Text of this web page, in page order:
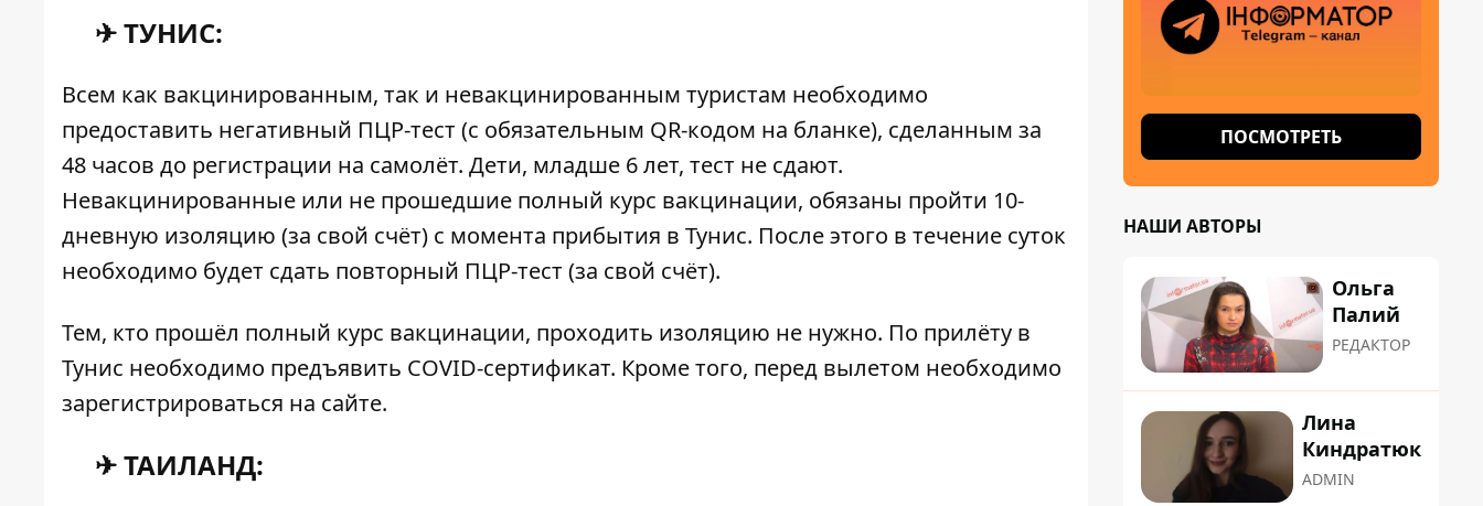
✈ ТУНИС:
Всем как вакцинированным, так и невакцинированным туристам необходимо
предоставить негативный ПЦР-тест (с обязательным QR-кодом на бланке), сделанным за
48 часов до регистрации на самолёт. Дети, младше 6 лет, тест не сдают.
Невакцинированные или не прошедшие полный курс вакцинации, обязаны пройти 10-
дневную изоляцию (за свой счёт) с момента прибытия в Тунис. После этого в течение суток
необходимо будет сдать повторный ПЦР-тест (за свой счёт).
Тем, кто прошёл полный курс вакцинации, проходить изоляцию не нужно. По прилёту в
Тунис необходимо предъявить COVID-сертификат. Кроме того, перед вылетом необходимо
зарегистрироваться на сайте.
✈ ТАИЛАНД:
ПОСМОТРЕТЬ
НАШИ АВТОРЫ
Ольга
Палий
РЕДАКТОР
Лина
Киндратюк
ADMIN